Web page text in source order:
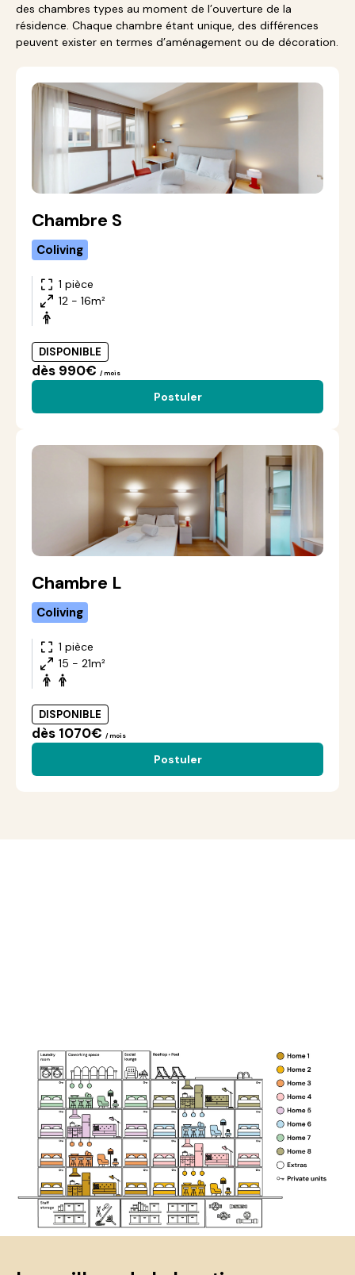
des chambres types au moment de l’ouverture de la
résidence. Chaque chambre étant unique, des différences
peuvent exister en termes d’aménagement ou de décoration.
Chambre S
Coliving
1 pièce
12 - 16m²
DISPONIBLE
dès 990€ / mois
Postuler
Chambre L
Coliving
1 pièce
15 - 21m²
DISPONIBLE
dès 1070€ / mois
Postuler